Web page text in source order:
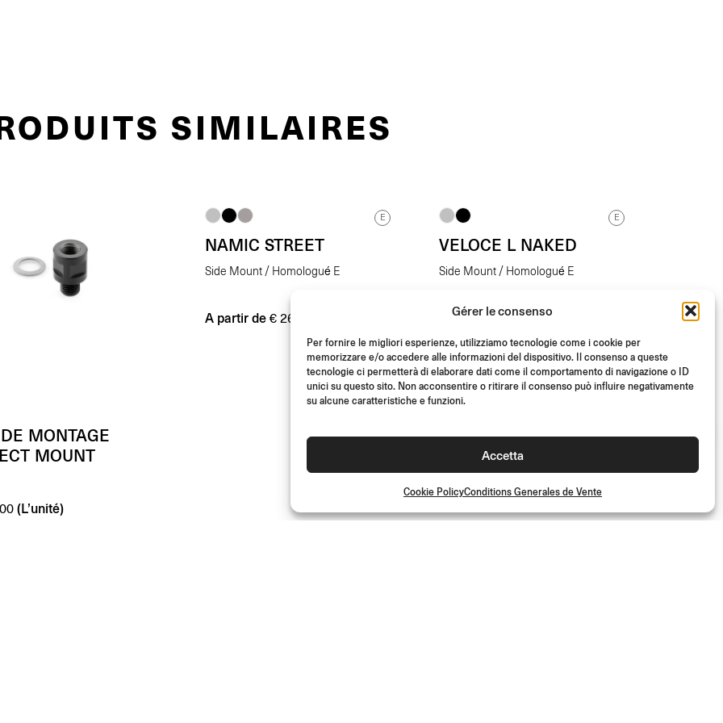
Gérer le consenso
Per fornire le migliori esperienze, utilizziamo tecnologie come i cookie per
memorizzare e/o accedere alle informazioni del dispositivo. Il consenso a queste
tecnologie ci permetterà di elaborare dati come il comportamento di navigazione o ID
unici su questo sito. Non acconsentire o ritirare il consenso può influire negativamente
su alcune caratteristiche e funzioni.
Accetta
Cookie PolicyConditions Generales de Vente
SIMILAIRES
MONTAGE
MOUNT
(L’unité)
E
NAMIC STREET
Side Mount / Homologué E
A partir de € 269.00
E
VELOCE L NAKED
Side Mount / Homologué E
A partir de €235.00